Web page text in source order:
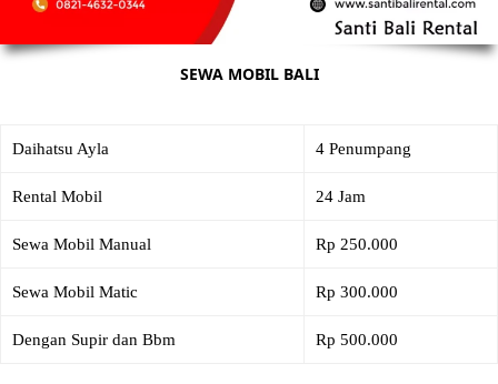
SEWA MOBIL BALI
Daihatsu Ayla 4 Penumpang
Rental Mobil 24 Jam
Sewa Mobil Manual Rp 250.000
Sewa Mobil Matic Rp 300.000
Dengan Supir dan Bbm Rp 500.000